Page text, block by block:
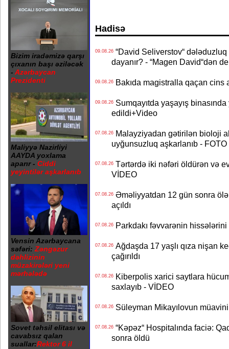
Bizim iradəmizə qarşı
çıxanın başı əziləcək
- Azərbaycan
Prezidenti
Maliyyə Nazirliyi
AAYDA yoxlama
aparır - Ciddi
yeyintilər aşkarlanıb
Vensin Azərbaycana
səfəri: Zəngəzur
dəhlizinin
müzakirələri yeni
mərhələdə
Sovet təhsil elitası və
cavabsız qalan
suallar:Rektor 6 il
Hadisə
09.08.26“David Seliverstov“
dayanır? - “Magen David“dən
09.08.26Bakıda magistralla qaçan cins
09.08.26Sumqayıtda yaşayış
edildi+Video
07.08.26Malayziyadan gətirilən bioloji
uyğunsuzluq aşkarlanıb - FOTO
07.08.26Tərtərdə iki nəfəri öldürən və
VİDEO
07.08.26Əməliyyatdan 12 gün sonra
açıldı
07.08.26Parkdakı fəvvarənin hissələrini
07.08.26Ağdaşda 17 yaşlı qıza nişan
çağırıldı
07.08.26Kiberpolis xarici saytlara
saxlayıb - VİDEO
07.08.26Süleyman Mikayılovun
07.08.26“Kəpəz“ Hospitalında faciə:
sonra öldü